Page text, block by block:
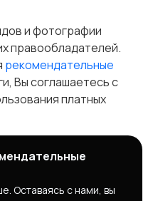
и фотографии
правообладателей.
рекомендательные
Вы соглашаетесь c
платных
Правила сервиса
Пользовательское
услуги
программа
Оставаясь с нами, вы